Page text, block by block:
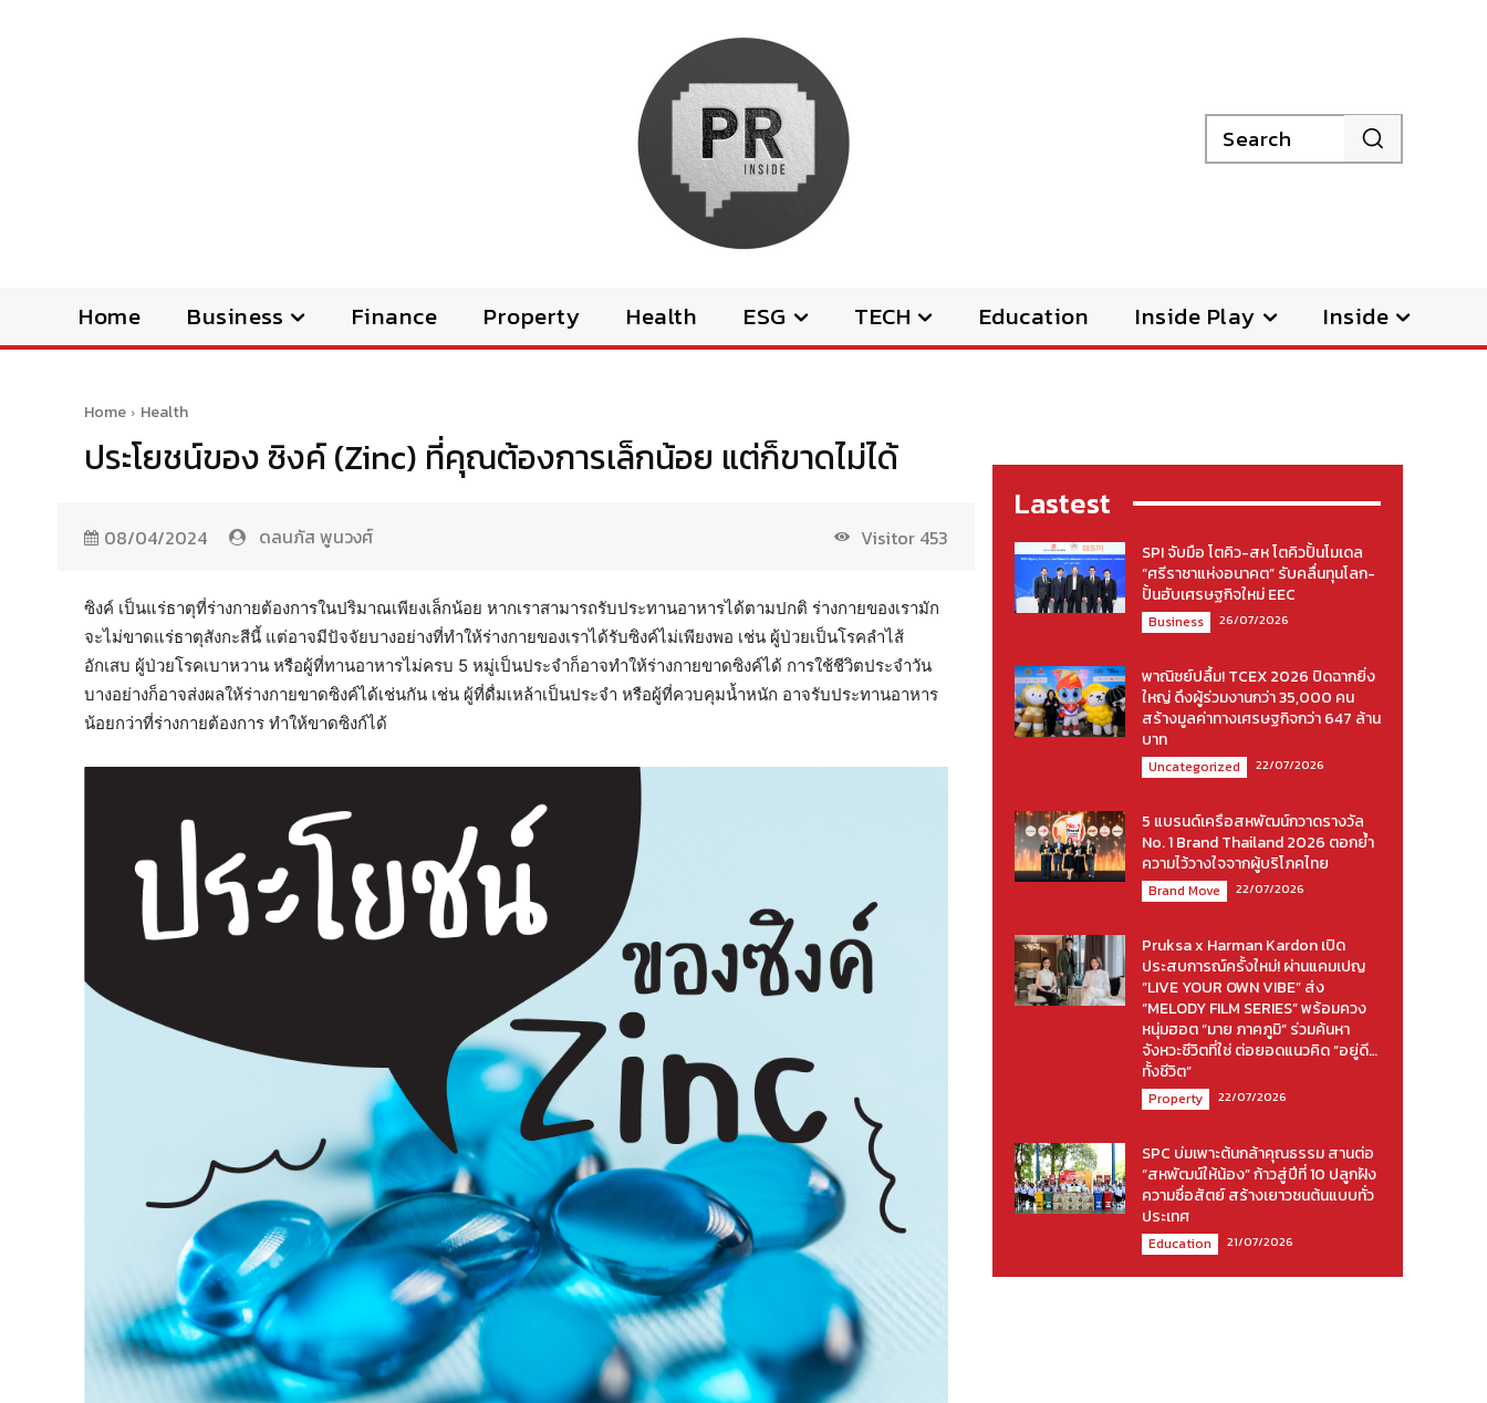
Search
Home Business Finance Property Health ESG TECH Education Inside Play Inside
Home Health
ประโยชน์ของ ซิงค์ (Zinc) ที่คุณต้องการเล็กน้อย แต่ก็ขาดไม่ได้
08/04/2024 ดลนภัส พูนวงศ์ Visitor 453
ซิงค์ เป็นแร่ธาตุที่ร่างกายต้องการในปริมาณเพียงเล็กน้อย หากเราสามารถรับประทานอาหารได้ตามปกติ ร่างกายของเรามัก
จะไม่ขาดแร่ธาตุสังกะสีนี้ แต่อาจมีปัจจัยบางอย่างที่ทำให้ร่างกายของเราได้รับซิงค์ไม่เพียงพอ เช่น ผู้ป่วยเป็นโรคลำไส้
อักเสบ ผู้ป่วยโรคเบาหวาน หรือผู้ที่ทานอาหารไม่ครบ 5 หมู่เป็นประจำก็อาจทำให้ร่างกายขาดซิงค์ได้ การใช้ชีวิตประจำวัน
บางอย่างก็อาจส่งผลให้ร่างกายขาดซิงค์ได้เช่นกัน เช่น ผู้ที่ดื่มเหล้าเป็นประจำ หรือผู้ที่ควบคุมน้ำหนัก อาจรับประทานอาหาร
น้อยกว่าที่ร่างกายต้องการ ทำให้ขาดซิงก์ได้
Lastest
SPI จับมือ โตคิว-สห โตคิวปั้นโมเดล
“ศรีราชาแห่งอนาคต” รับคลื่นทุนโลก-
ปั้นฮับเศรษฐกิจใหม่ EEC
Business 26/07/2026
พาณิชย์ปลื้ม! TCEX 2026 ปิดฉากยิ่ง
ใหญ่ ดึงผู้ร่วมงานกว่า 35,000 คน
สร้างมูลค่าทางเศรษฐกิจกว่า 647 ล้าน
บาท
Uncategorized 22/07/2026
5 แบรนด์เครือสหพัฒน์กวาดรางวัล
No. 1 Brand Thailand 2026 ตอกย้ำ
ความไว้วางใจจากผู้บริโภคไทย
Brand Move 22/07/2026
Pruksa x Harman Kardon เปิด
ประสบการณ์ครั้งใหม่! ผ่านแคมเปญ
“LIVE YOUR OWN VIBE” ส่ง
“MELODY FILM SERIES” พร้อมควง
หนุ่มฮอต “มาย ภาคภูมิ” ร่วมค้นหา
จังหวะชีวิตที่ใช่ ต่อยอดแนวคิด “อยู่ดี…
ทั้งชีวิต”
Property 22/07/2026
SPC บ่มเพาะต้นกล้าคุณธรรม สานต่อ
“สหพัฒน์ให้น้อง” ก้าวสู่ปีที่ 10 ปลูกฝัง
ความซื่อสัตย์ สร้างเยาวชนต้นแบบทั่ว
ประเทศ
Education 21/07/2026